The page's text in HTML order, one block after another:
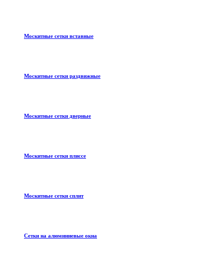
Москитные сетки вставные
Москитные сетки раздвижные
Москитные сетки дверные
Москитные сетки плиссе
Москитные сетки сплит
Сетки на алюминиевые окна